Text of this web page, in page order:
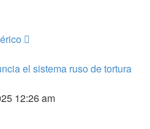
el sistema ruso de tortura
12:26 am